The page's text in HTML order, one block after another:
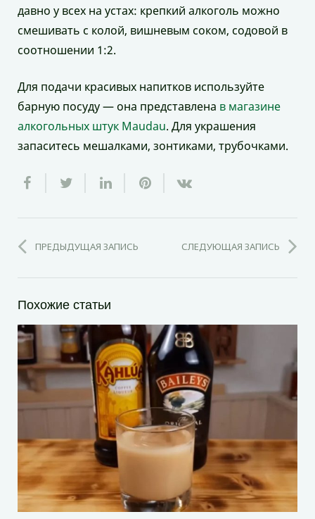
давно у всех на устах: крепкий алкоголь можно
смешивать с колой, вишневым соком, содовой в
соотношении 1:2.
Для подачи красивых напитков используйте
барную посуду — она представлена в магазине
алкогольных штук Maudau. Для украшения
запаситесь мешалками, зонтиками, трубочками.
ПРЕДЫДУЩАЯ ЗАПИСЬ СЛЕДУЮЩАЯ ЗАПИСЬ
Похожие статьи